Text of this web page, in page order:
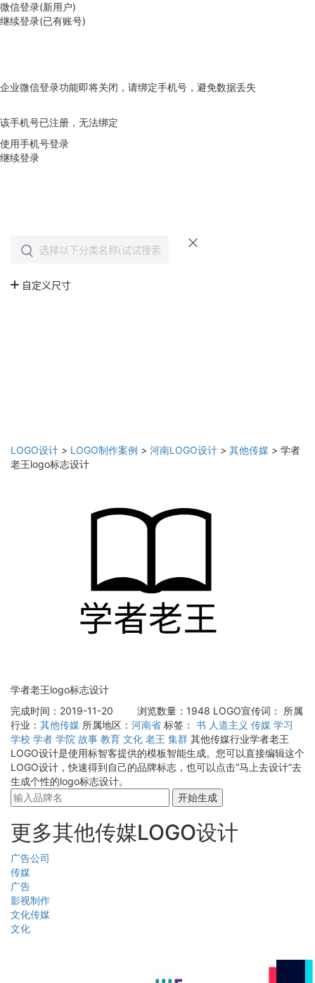
微信登录(新用户)
继续登录(已有账号)
企业微信登录功能即将关闭，请绑定手机号，避免数据丢失
该手机号已注册，无法绑定
使用手机号登录
继续登录
LOGO设计 > LOGO制作案例 > 河南LOGO设计 > 其他传媒 > 学者
老王logo标志设计
学者老王logo标志设计
完成时间：2019-11-20
浏览数量：1948 LOGO宣传词：
所属
行业： 其他传媒 所属地区： 河南省 标签： 书 人道主义 传媒 学习
学校 学者 学院 故事 教育 文化 老王 集群 其他传媒行业学者老王
LOGO设计是使用标智客提供的模板智能生成。您可以直接编辑这个
LOGO设计，快速得到自己的品牌标志，也可以点击“马上去设计”去
生成个性的logo标志设计。
开始生成
更多其他传媒LOGO设计
广告公司
传媒
广告
影视制作
文化传媒
文化